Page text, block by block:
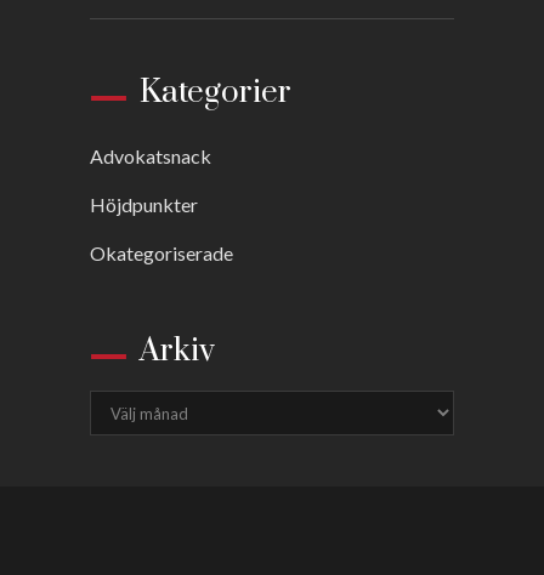
Kategorier
Advokatsnack
Höjdpunkter
Okategoriserade
Arkiv